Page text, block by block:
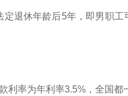
退休年龄后5年，即男职
率为年利率3.5%，全国都